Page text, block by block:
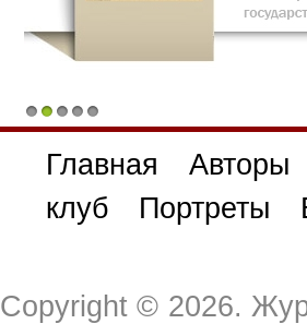
1 2 3 4 5
Главная Авторы
клуб
Портреты
Copyright © 2026.